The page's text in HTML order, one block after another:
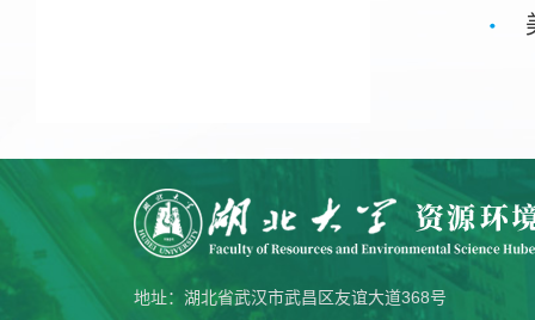
地址：湖北省武汉市武昌区友谊大道368号